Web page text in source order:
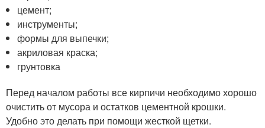
цемент;
инструменты;
формы для выпечки;
акриловая краска;
грунтовка
Перед началом работы все кирпичи необходимо хорошо
очистить от мусора и остатков цементной крошки.
Удобно это делать при помощи жесткой щетки.